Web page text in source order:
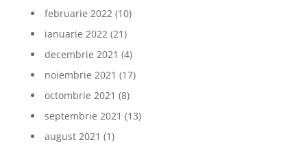
februarie 2022(10)
ianuarie 2022(21)
decembrie 2021 (4)
noiembrie 2021 (17)
octombrie 2021 (8)
septembrie 2021 (13)
august 2021 (1)